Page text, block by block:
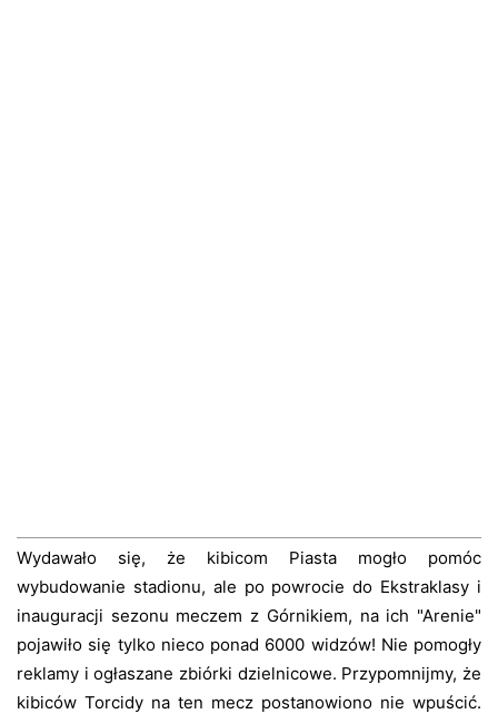
Wydawało się, że kibicom Piasta mogło pomóc
wybudowanie stadionu, ale po powrocie do Ekstraklasy i
inauguracji sezonu meczem z Górnikiem, na ich "Arenie"
pojawiło się tylko nieco ponad 6000 widzów! Nie pomogły
reklamy i ogłaszane zbiórki dzielnicowe. Przypomnijmy, że
kibiców Torcidy na ten mecz postanowiono nie wpuścić.